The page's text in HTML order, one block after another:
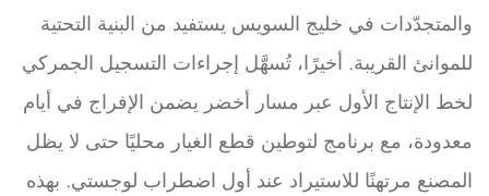
والمتجدّدات في خليج السويس يستفيد من البنية التحتية
للموانئ القريبة. أخيرًا، تُسهَّل إجراءات التسجيل الجمركي
لخط الإنتاج الأول عبر مسار أخضر يضمن الإفراج في أيام
معدودة، مع برنامج لتوطين قطع الغيار محليًا حتى لا يظل
المصنع مرتهنًا للاستيراد عند أول اضطراب لوجستي. بهذه